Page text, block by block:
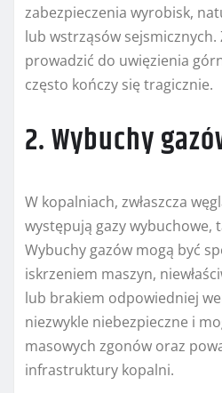
zabezpieczenia wyrobisk,
lub wstrząsów sejsmicznych.
prowadzić do uwięzienia
często kończy się tragicznie.
2. Wybuchy
W kopalniach, zwłaszcza
występują gazy wybuchowe,
Wybuchy gazów mogą być
iskrzeniem maszyn,
lub brakiem odpowiedniej
niezwykle niebezpieczne i
masowych zgonów oraz
infrastruktury kopalni.